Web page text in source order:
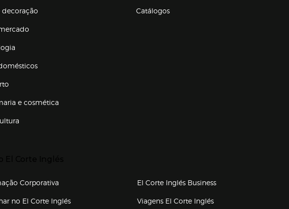
decoração
e cosmética
Catálogos
Corporativa
no El Corte Inglés(abre en nueva ventana)
El Corte Inglés Business
Viagens El Corte Inglés(abre en nueva ventana)
de grupo el corte inglés